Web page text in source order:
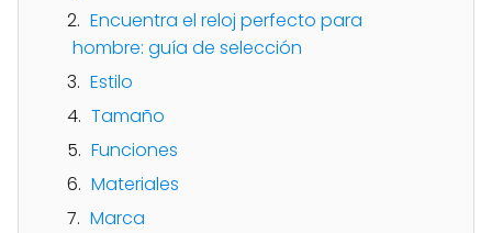
Encuentra el reloj perfecto para
hombre: guía de selección
Estilo
Tamaño
Funciones
Materiales
Marca